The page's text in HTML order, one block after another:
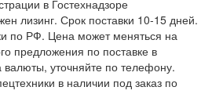
в Гостехнадзоре
лизинг. Срок поставки 10-15 дней.
по РФ. Цена может меняться на
предложения по поставке в
валюты, уточняйте по телефону.
в наличии под заказ по